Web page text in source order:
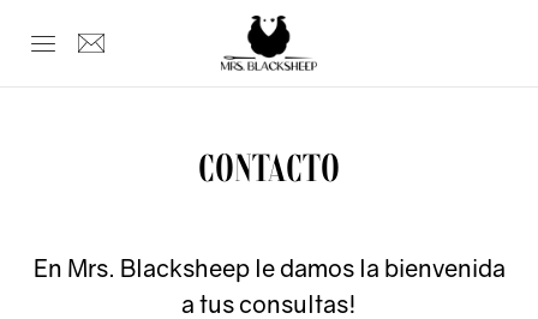
CONTACTO
En Mrs. Blacksheep le damos la bienvenida
a tus consultas!